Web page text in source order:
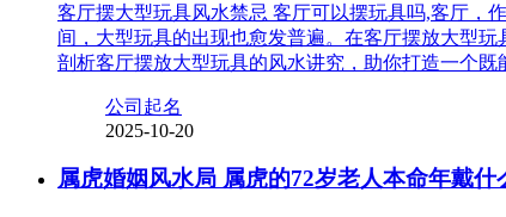
客厅摆大型玩具风水禁忌 客厅可以摆玩具吗,客厅，
间，大型玩具的出现也愈发普遍。在客厅摆放大型
剖析客厅摆放大型玩具的风水讲究，助你打造一个
公司起名
2025-10-20
属虎婚姻风水局 属虎的72岁老人本命年戴什